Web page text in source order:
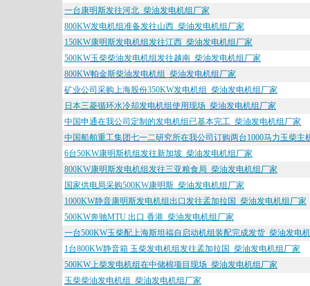
一台康明斯发往河北_柴油发电机组厂家
800KW发电机组准备发往山西_柴油发电机组厂家
150KW康明斯发电机组发往江西_柴油发电机组厂家
500KW玉柴柴油发电机组发往越南_柴油发电机组厂家
800KW帕金斯柴油发电机组_柴油发电机组厂家
矿业公司采购上海股份350KW发电机组_柴油发电机组厂家
日本三菱循环水冷却发电机组使用现场_柴油发电机组厂家
中国申通在我公司定制的发电机组已基本完工_柴油发电机组厂家
中国船舶重工集团七一二研究所在我公司订购两台1000马力玉柴主
6台50KW康明斯机组发往新加坡_柴油发电机组厂家
800KW康明斯发电机组发往三亚粮食局_柴油发电机组厂家
国家供电局采购500KW康明斯_柴油发电机组厂家
1000KW静音康明斯发电机组出口发往孟加拉国_柴油发电机组厂家
500KW奔驰MTU 出口 香港_柴油发电机组厂家
一台500KW玉柴配上海斯坦福自启动机组装配完成发货_柴油发电
1台800KW静音箱 玉柴发电机组发往孟加拉国_柴油发电机组厂家
500KW上柴发电机组在中储棉项目现场_柴油发电机组厂家
玉柴柴油发电机组_柴油发电机组厂家